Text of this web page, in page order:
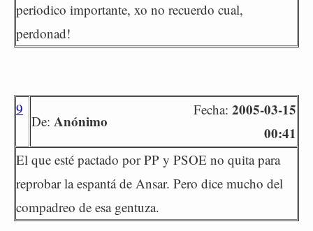
periodico importante, xo no recuerdo cual,
perdonad!
9
De: Anónimo
Fecha: 2005-03-15
00:41
El que esté pactado por PP y PSOE no quita para
reprobar la espantá de Ansar. Pero dice mucho del
compadreo de esa gentuza.